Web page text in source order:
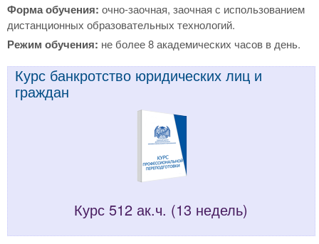
Форма обучения: очно-заочная, заочная с использованием
дистанционных образовательных технологий.
Режим обучения: не более 8 академических часов в день.
Курс банкротство юридических лиц и
граждан
Курс 512 ак.ч. (13 недель)